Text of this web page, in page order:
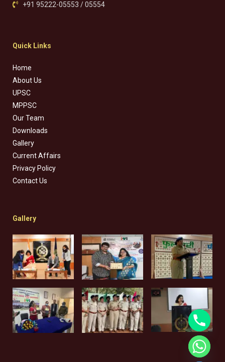
+91 95222-05553 / 05554
Quick Links
Home
About Us
UPSC
MPPSC
Our Team
Downloads
Gallery
Current Affairs
Privacy Policy
Contact Us
Gallery